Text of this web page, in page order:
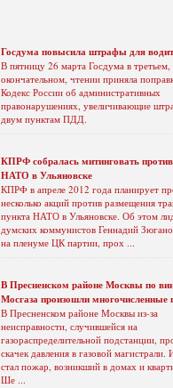
Госдума повысила штрафы для
В пятницу 26 марта Госдума в третьем,
окончательном, чтении приняла
Кодекс России об административных
правонарушениях, увеличивающие
двум пунктам ПДД.
КПРФ собралась митинговать
НАТО в Ульяновске
КПРФ в апреле 2012 года планирует
несколько акций против размещения
пункта НАТО в Ульяновске. Об этом
думских коммунистов Геннадий
на пленуме ЦК партии, прох ...
В Пресненском районе Москвы по
Мосгаза произошли
В Пресненском районе Москвы из-за
неисправности, случившейся на
газораспределительной подстанции,
скачек давления в газовой магистрали.
стал пожар, возникший в домах и
Ше ...